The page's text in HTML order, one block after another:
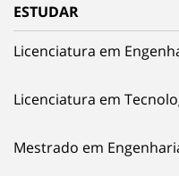
ESTUDAR
Licenciatura em
Licenciatura em
Mestrado em